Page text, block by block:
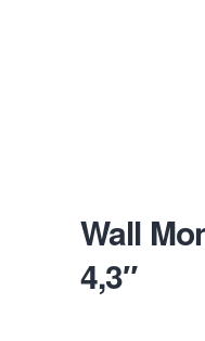
Wall
4,3″